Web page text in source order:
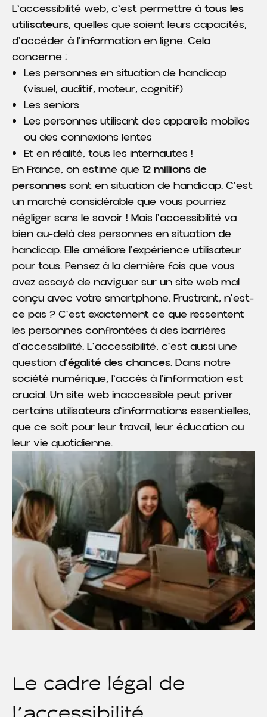
L'accessibilité web, c'est permettre à tous les
utilisateurs, quelles que soient leurs capacités,
d'accéder à l'information en ligne. Cela
concerne :
Les personnes en situation de handicap
(visuel, auditif, moteur, cognitif)
Les seniors
Les personnes utilisant des appareils mobiles
ou des connexions lentes
Et en réalité, tous les internautes !
En France, on estime que 12 millions de
personnes sont en situation de handicap. C'est
un marché considérable que vous pourriez
négliger sans le savoir ! Mais l'accessibilité va
bien au-delà des personnes en situation de
handicap. Elle améliore l'expérience utilisateur
pour tous. Pensez à la dernière fois que vous
avez essayé de naviguer sur un site web mal
conçu avec votre smartphone. Frustrant, n'est-
ce pas ? C'est exactement ce que ressentent
les personnes confrontées à des barrières
d'accessibilité. L'accessibilité, c'est aussi une
question d'égalité des chances. Dans notre
société numérique, l'accès à l'information est
crucial. Un site web inaccessible peut priver
certains utilisateurs d'informations essentielles,
que ce soit pour leur travail, leur éducation ou
leur vie quotidienne.
Le cadre légal de